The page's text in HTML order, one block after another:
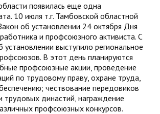
появилась еще одна
10 июля т.г. Тамбовской областной
об установлении 24 октября Дня
и профсоюзного активиста. С
установлении выступило региональное
В этот день планируются
профсоюзные акции, проведение
по трудовому праву, охране труда,
чествование передовиков
трудовых династий, награждение
профсоюзных конкурсов.